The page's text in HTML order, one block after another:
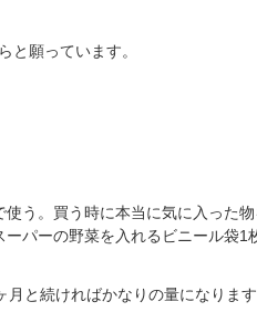
と願っています。
う。買う時に本当に気に入った
パーの野菜を入れるビニール袋
と続ければかなりの量になりま